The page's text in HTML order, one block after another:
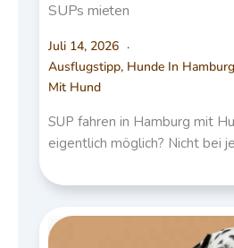
SUPs mieten
Juli 14, 2026
Ausflugstipp, Hunde In Hamburg
Mit Hund
SUP fahren in Hamburg mit
eigentlich möglich? Nicht bei